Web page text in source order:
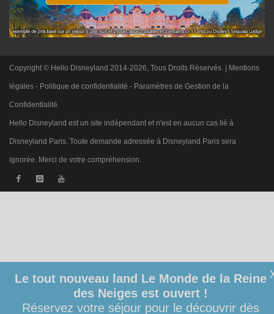
Copyright © Hello Disneyland 2014-2026, Tous Droits Réservés. | Mentions
légales - Politique de confidentialité - Paramètres de Gestion de la
Confidentialité
Hello Disneyland est un site indépendant et n'est en aucun cas lié à
Disneyland Paris. Toute demande adressée à Disneyland Paris sera
ignorée. Merci de votre compréhension.
Le tout nouveau land Le Monde de la Reine
des Neiges est ouvert !
Réservez votre séjour pour le découvrir dès